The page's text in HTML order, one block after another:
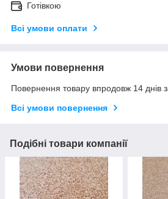
Готівкою
Всі умови оплати
Умови повернення
Повернення товару впродовж 14 днів
Всі умови повернення
Подібні товари компанії